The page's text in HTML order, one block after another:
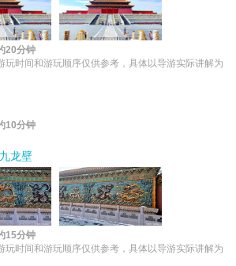
20分钟
玩时间和游玩顺序仅供参考，具体以导游实际讲解为
10分钟
九龙壁
15分钟
玩时间和游玩顺序仅供参考，具体以导游实际讲解为